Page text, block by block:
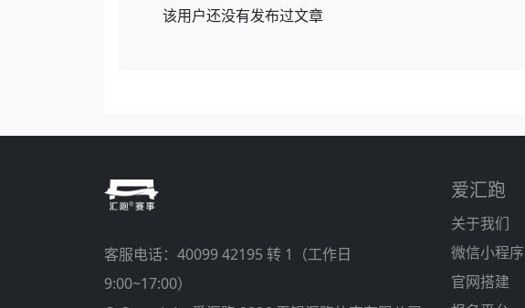
该用户还没有发布过文章
客服电话： 40099 42195 转 1
（工作日
9:00~17:00）
爱汇跑
关于我们
微信小程序
官网搭建